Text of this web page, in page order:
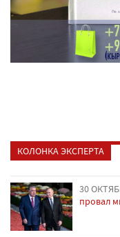
КОЛОНКА ЭКСПЕРТА
30
провал